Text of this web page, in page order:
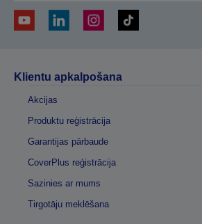
Klientu apkalpošana
Akcijas
Produktu reģistrācija
Garantijas pārbaude
CoverPlus reģistrācija
Sazinies ar mums
Tirgotāju meklēšana